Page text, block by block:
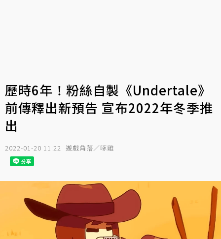
歷時6年！粉絲自製《Undertale》
前傳釋出新預告 宣布2022年冬季推
出
2022-01-20 11:22 遊戲角落／啄雞